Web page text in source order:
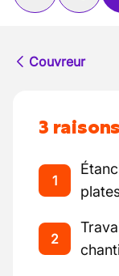
Couvreur
3
1
2